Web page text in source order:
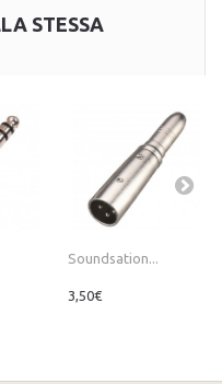
STESSA
Soundsation...
3,50€